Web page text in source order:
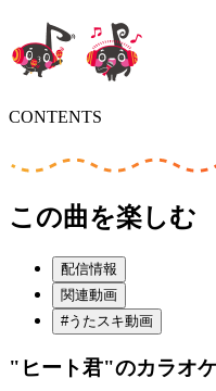
CONTENTS
この曲を楽しむ
配信情報
関連動画
#うたスキ動画
"ヒート君"のカラオ